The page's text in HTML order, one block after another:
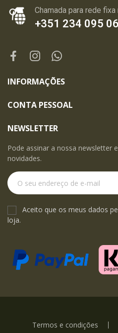
Chamada para rede fixa
+351 234 095
INFORMAÇÕES
CONTA PESSOAL
NEWSLETTER
Pode assinar a nossa newsletter
novidades.
Aceito que os meus dados
loja.
Termos e condições